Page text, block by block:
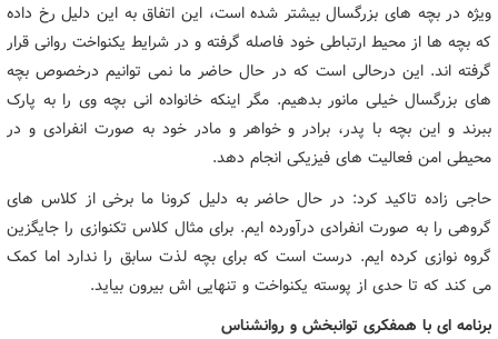
ویژه در بچه های بزرگسال بیشتر شده است، این اتفاق به این دلیل رخ داده
که بچه ها از محیط ارتباطی خود فاصله گرفته و در شرایط یکنواخت روانی قرار
گرفته اند. این درحالی است که در حال حاضر ما نمی توانیم درخصوص بچه
های بزرگسال خیلی مانور بدهیم. مگر اینکه خانواده انی بچه وی را به پارک
ببرند و این بچه با پدر، برادر و خواهر و مادر خود به صورت انفرادی و در
محیطی امن فعالیت های فیزیکی انجام دهد.
حاجی زاده تاکید کرد: در حال حاضر به دلیل کرونا ما برخی از کلاس های
گروهی را به صورت انفرادی درآورده ایم. برای مثال کلاس تکنوازی را جایگزین
گروه نوازی کرده ایم. درست است که برای بچه لذت سابق را ندارد اما کمک
می کند که تا حدی از پوسته یکنواخت و تنهایی اش بیرون بیاید.
برنامه ای با همفکری توانبخش و روانشناس